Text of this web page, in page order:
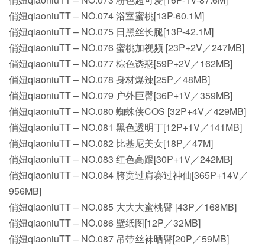
俏妞qiaoniuTT – NO.074 浴室蜜桃[13P-60.1M]
俏妞qiaoniuTT – NO.075 日黑丝长腿[13P-42.1M]
俏妞qiaoniuTT – NO.076 蜜桃加视频 [23P+2V／247MB]
俏妞qiaoniuTT – NO.077 棕色诱惑[59P+2V／162MB]
俏妞qiaoniuTT – NO.078 身材爆辣[25P／48MB]
俏妞qiaoniuTT – NO.079 户外巨臀[36P+1V／359MB]
俏妞qiaoniuTT – NO.080 蜘蛛侠COS [32P+4V／429MB]
俏妞qiaoniuTT – NO.081 黑色透明丁[12P+1V／141MB]
俏妞qiaoniuTT – NO.082 比基尼美女[18P／47M]
俏妞qiaoniuTT – NO.083 红色高跟[30P+1V／242MB]
俏妞qiaoniuTT – NO.084 胯宽过肩赛过神仙[365P+14V／
956MB]
俏妞qiaoniuTT – NO.085 大大大蜜桃臀 [43P／168MB]
俏妞qiaoniuTT – NO.086 壁纸图[12P／32MB]
俏妞qiaoniuTT – NO.087 吊带丝袜晒臀[20P／59MB]